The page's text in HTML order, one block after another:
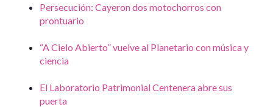
Persecución: Cayeron dos motochorros con
prontuario
“A Cielo Abierto” vuelve al Planetario con música y
ciencia
El Laboratorio Patrimonial Centenera abre sus
puerta